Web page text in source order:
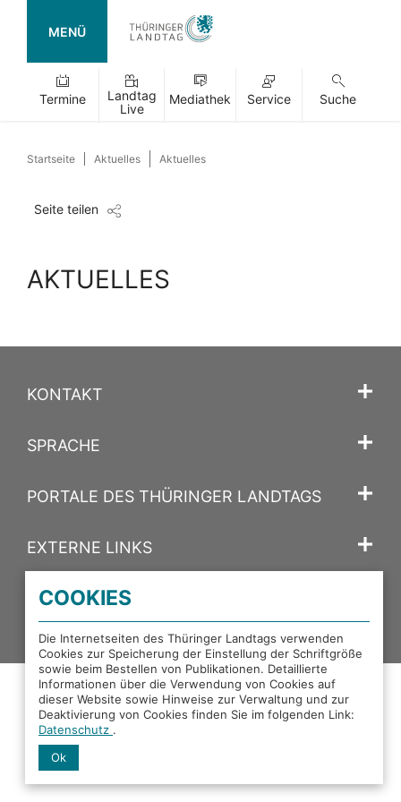
MENÜ
Termine
Landtag
Live
Mediathek Service Suche
Startseite Aktuelles Aktuelles
Seite teilen
AKTUELLES
KONTAKT
SPRACHE
PORTALE DES THÜRINGER LANDTAGS
EXTERNE LINKS
Facebook Instagram YouTube Mastodon
COOKIES
Die Internetseiten des Thüringer Landtags verwenden
Cookies zur Speicherung der Einstellung der Schriftgröße
sowie beim Bestellen von Publikationen. Detaillierte
Informationen über die Verwendung von Cookies auf
dieser Website sowie Hinweise zur Verwaltung und zur
Deaktivierung von Cookies finden Sie im folgenden Link:
Datenschutz .
Ok